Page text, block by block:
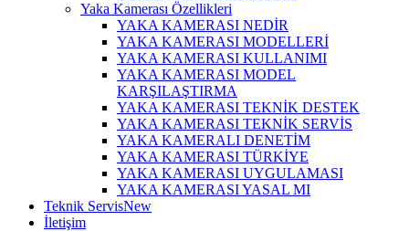
Yaka Kamerası Özellikleri
YAKA KAMERASI NEDİR
YAKA KAMERASI MODELLERİ
YAKA KAMERASI KULLANIMI
YAKA KAMERASI MODEL
KARŞILAŞTIRMA
YAKA KAMERASI TEKNİK DESTEK
YAKA KAMERASI TEKNİK SERVİS
YAKA KAMERALI DENETİM
YAKA KAMERASI TÜRKİYE
YAKA KAMERASI UYGULAMASI
YAKA KAMERASI YASAL MI
Teknik ServisNew
İletişim